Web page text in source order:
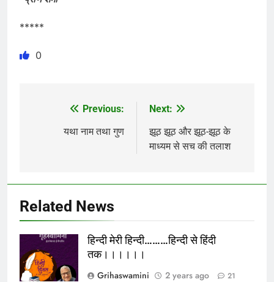
*****
0
navigation
Previous:
यथा नाम तथा गुण
Next:
झूठ झूठ और झूठ-झूठ के
माध्यम से सच की तलाश
Related News
हिन्दी मेरी हिन्दी………हिन्दी से हिंदी
तक।।।।।।
Grihaswamini
2 years ago 21